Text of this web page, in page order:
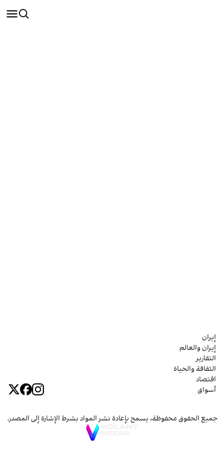
إيران
إيران والعالم
التقارير
الثقافة والحياة
اقتصاد
أسواق
جميع الحقوق محفوظة، يسمح بإعادة نشر المواد بشرط الإشارة إلى المصدر.